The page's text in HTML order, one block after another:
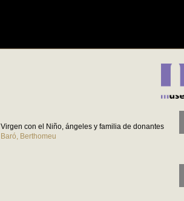
Virgen con el Niño, ángeles y familia de donantes
Baró, Berthomeu